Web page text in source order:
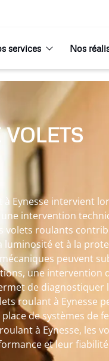
services Nos
Eynesse intervient
intervention
volets roulants
luminosité et à la
peuvent
une intervention
de diagnostiquer
roulant à Eynesse
de systèmes de
à Eynesse, les
et leur